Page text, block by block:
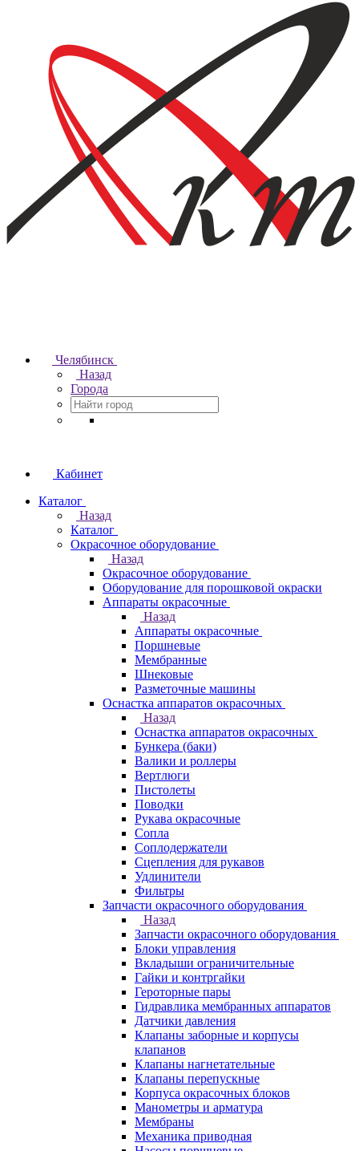
Челябинск
Назад
Города
Кабинет
Каталог
Назад
Каталог
Окрасочное оборудование
Назад
Окрасочное оборудование
Оборудование для порошковой окраски
Аппараты окрасочные
Назад
Аппараты окрасочные
Поршневые
Мембранные
Шнековые
Разметочные машины
Оснастка аппаратов окрасочных
Назад
Оснастка аппаратов окрасочных
Бункера (баки)
Валики и роллеры
Вертлюги
Пистолеты
Поводки
Рукава окрасочные
Сопла
Соплодержатели
Сцепления для рукавов
Удлинители
Фильтры
Запчасти окрасочного оборудования
Назад
Запчасти окрасочного оборудования
Блоки управления
Вкладыши ограничительные
Гайки и контргайки
Героторные пары
Гидравлика мембранных аппаратов
Датчики давления
Клапаны заборные и корпусы
клапанов
Клапаны нагнетательные
Клапаны перепускные
Корпуса окрасочных блоков
Манометры и арматура
Мембраны
Механика приводная